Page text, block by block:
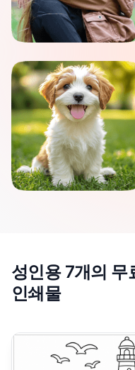
성인용 7개의 무
인쇄물